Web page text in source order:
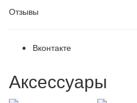
Отзывы
Вконтакте
Аксессуары